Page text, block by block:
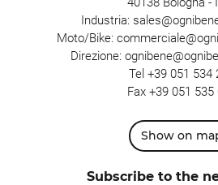
Industria:
Moto/Bike:
Direzione:
Tel +39 051 534
Fax +39 051 535
Show on
Subscribe to the